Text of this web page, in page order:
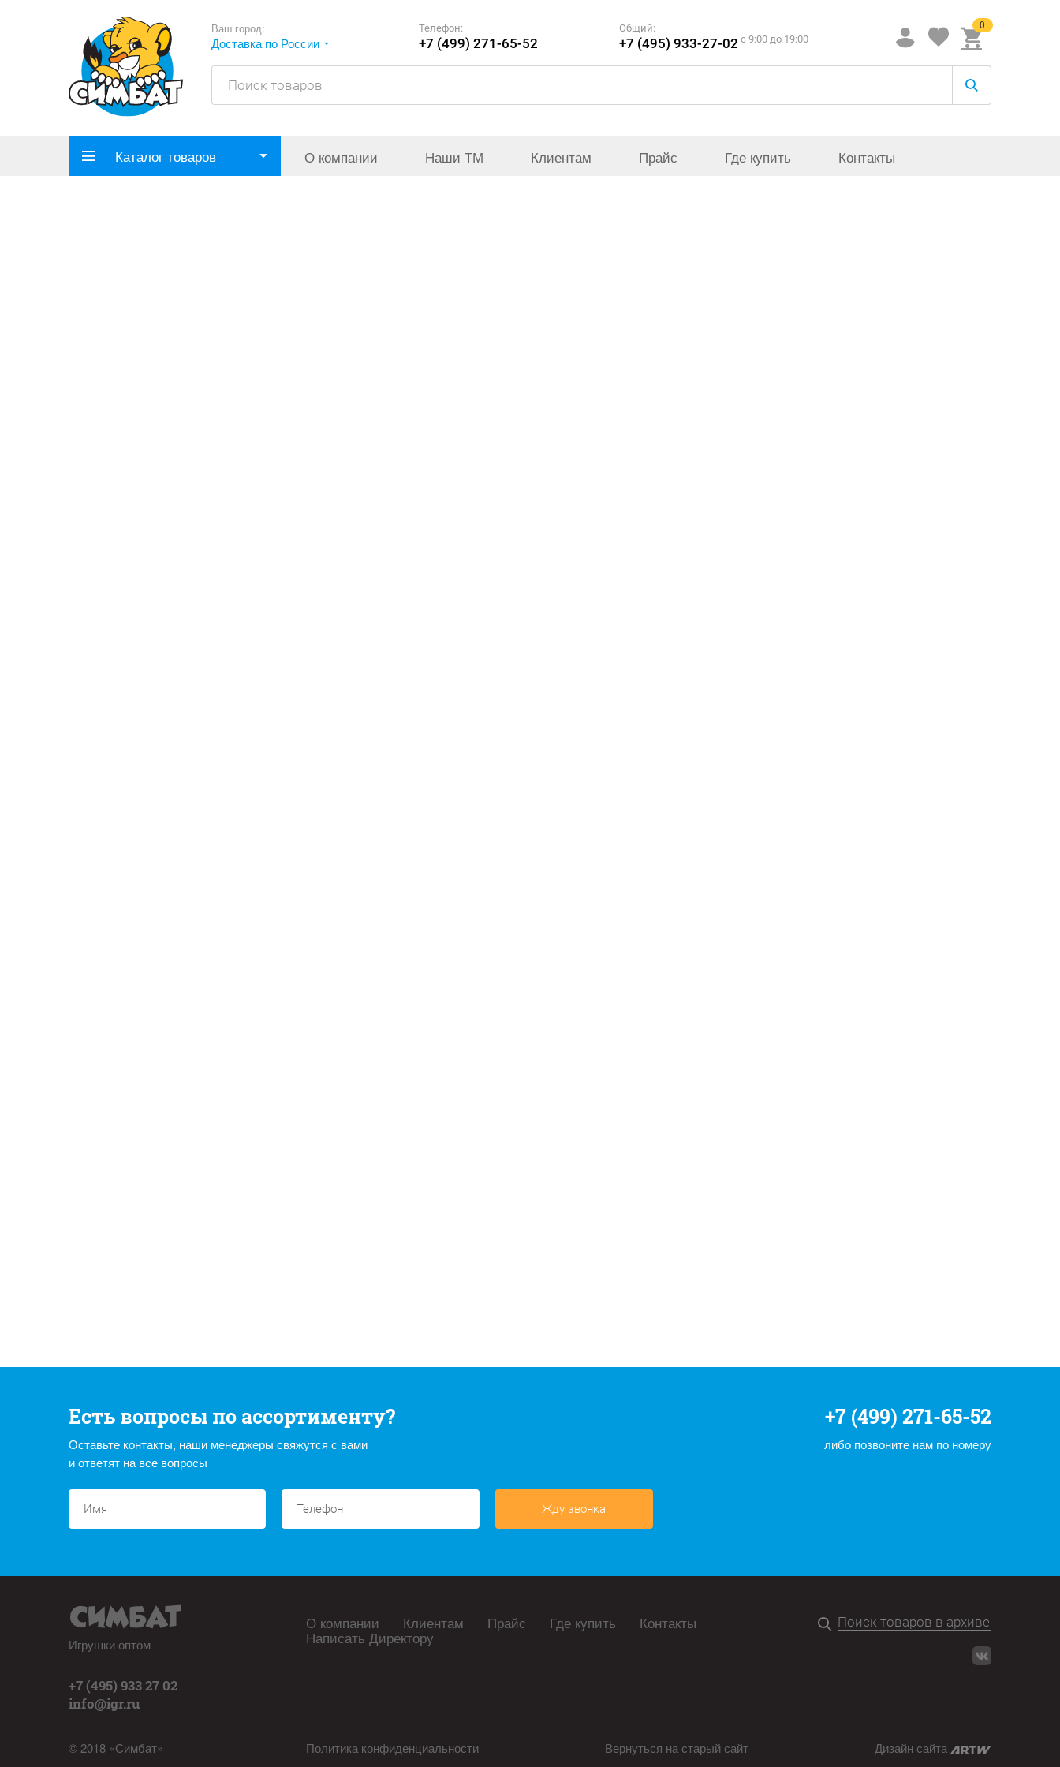
Ваш город:
Доставка по России
Телефон:
+7 (499) 271-65-52
Общий:
+7 (495) 933-27-02 c 9:00 до 19:00
0
Каталог товаров О компании Наши ТМ Клиентам Прайс Где купить Контакты
Есть вопросы по ассортименту?
Оставьте контакты, наши менеджеры свяжутся с вами
и ответят на все вопросы
+7 (499) 271-65-52
либо позвоните нам по номеру
Жду звонка
Игрушки оптом
+7 (495) 933 27 02
info@igr.ru
© 2018 «Симбат»
О компании Клиентам Прайс Где купить Контакты
Написать Директору
Политика конфиденциальности Вернуться на старый сайт Дизайн сайта